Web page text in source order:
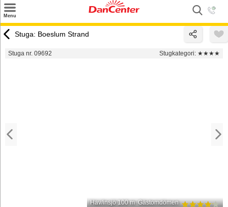
Menu
Tilbud
Stuga: Boeslum Strand
Stuga nr. 09692 Stugkategori: ★★★★
Hav/insjö 100 m Gästomdömen